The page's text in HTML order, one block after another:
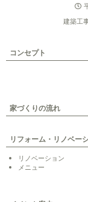
建築工
コンセプト
家づくりの流れ
リフォーム・リノベー
リノベーション
メニュー